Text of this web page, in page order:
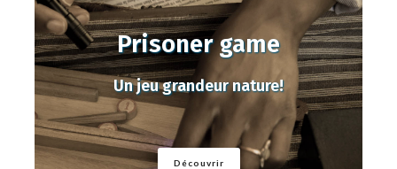
Prisoner game
Un jeu grandeur nature!
Découvrir